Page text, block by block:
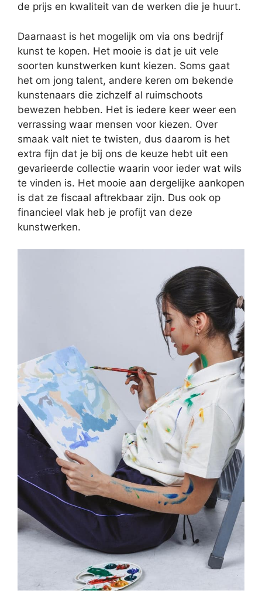
de prijs en kwaliteit van de werken die je huurt.
Daarnaast is het mogelijk om via ons bedrijf
kunst te kopen. Het mooie is dat je uit vele
soorten kunstwerken kunt kiezen. Soms gaat
het om jong talent, andere keren om bekende
kunstenaars die zichzelf al ruimschoots
bewezen hebben. Het is iedere keer weer een
verrassing waar mensen voor kiezen. Over
smaak valt niet te twisten, dus daarom is het
extra fijn dat je bij ons de keuze hebt uit een
gevarieerde collectie waarin voor ieder wat wils
te vinden is. Het mooie aan dergelijke aankopen
is dat ze fiscaal aftrekbaar zijn. Dus ook op
financieel vlak heb je profijt van deze
kunstwerken.